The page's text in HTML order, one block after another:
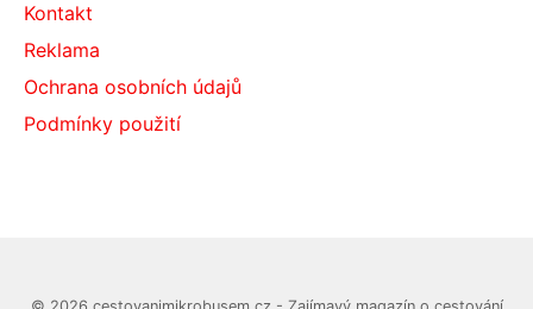
Kontakt
Reklama
Ochrana osobních údajů
Podmínky použití